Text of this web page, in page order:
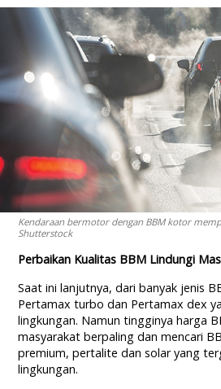
Kendaraan bermotor dengan BBM kotor
Shutterstock
Perbaikan Kualitas BBM Lindungi
Saat ini lanjutnya, dari banyak jenis
Pertamax turbo dan Pertamax dex
lingkungan. Namun tingginya harga
masyarakat berpaling dan mencari
premium, pertalite dan solar yang
lingkungan.